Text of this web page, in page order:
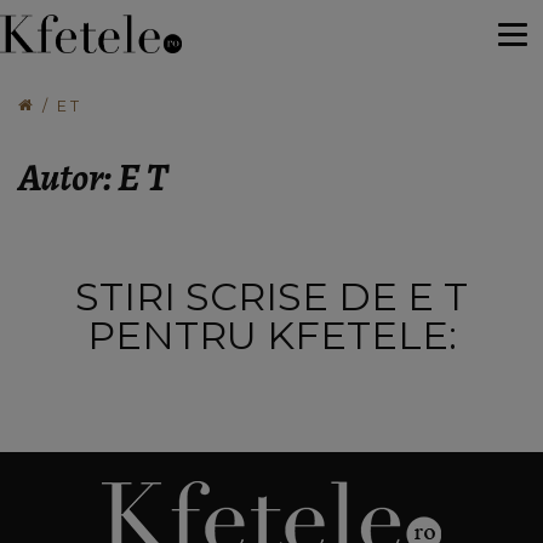
E T
Autor: E T
STIRI SCRISE DE E T
PENTRU KFETELE: